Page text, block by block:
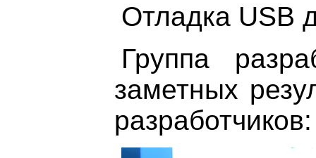
Отладка USB
Группа
заметных